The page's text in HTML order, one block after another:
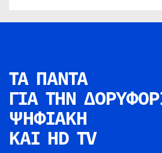
ΤΑ ΠΑΝΤΑ
ΓΙΑ ΤΗΝ
ΨΗΦΙΑΚΗ
ΚΑΙ HD TV